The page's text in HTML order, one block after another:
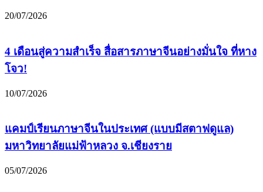
20/07/2026
4 เดือนสู่ความสำเร็จ สื่อสารภาษาจีนอย่างมั่นใจ ที่หาง
โจว!
10/07/2026
แคมป์เรียนภาษาจีนในประเทศ (แบบมีสตาฟดูแล)
มหาวิทยาลัยแม่ฟ้าหลวง จ.เชียงราย
05/07/2026